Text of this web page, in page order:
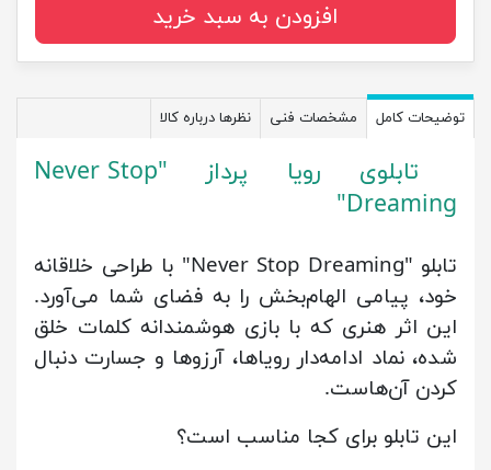
افزودن به سبد خرید
توضیحات کامل مشخصات فنی نظرها درباره کالا
تابلوی رویا پرداز "Never Stop
Dreaming"
تابلو "Never Stop Dreaming" با طراحی خلاقانه
خود، پیامی الهام‌بخش را به فضای شما می‌آورد.
این اثر هنری که با بازی هوشمندانه کلمات خلق
شده، نماد ادامه‌دار رویاها، آرزوها و جسارت دنبال
کردن آن‌هاست.
این تابلو برای کجا مناسب است؟